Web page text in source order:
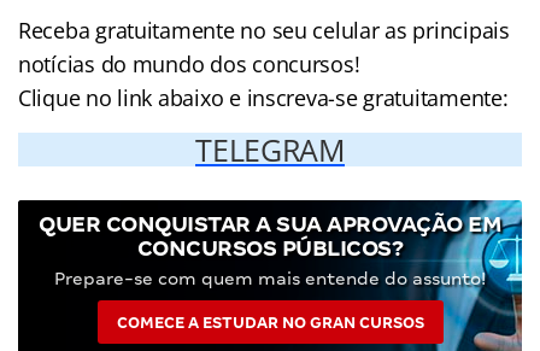
Receba gratuitamente no seu celular as principais
notícias do mundo dos concursos!
Clique no link abaixo e inscreva-se gratuitamente:
TELEGRAM
QUER CONQUISTAR A SUA APROVAÇÃO EM
CONCURSOS PÚBLICOS?
Prepare-se com quem mais entende do assunto!
COMECE A ESTUDAR NO GRAN CURSOS